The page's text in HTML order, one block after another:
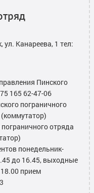
ул. Канареева, 1 тел:
Пинского
165 62-47-06
пограничного
отряда
понедельник-
до 16.45, выходные
прием